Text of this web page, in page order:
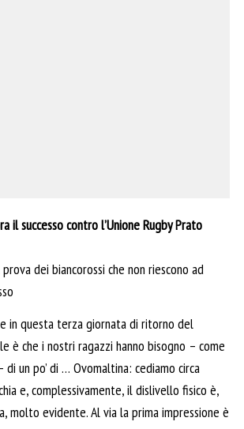
il successo contro l’Unione Rugby Prato
dei biancorossi che non riescono ad
in questa terza giornata di ritorno del
è che i nostri ragazzi hanno bisogno – come
un po’ di … Ovomaltina: cediamo circa
e, complessivamente, il dislivello fisico è,
molto evidente. Al via la prima impressione è